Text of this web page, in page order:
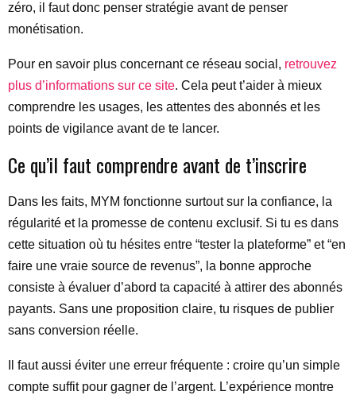
zéro, il faut donc penser stratégie avant de penser
monétisation.
Pour en savoir plus concernant ce réseau social, retrouvez
plus d’informations sur ce site. Cela peut t’aider à mieux
comprendre les usages, les attentes des abonnés et les
points de vigilance avant de te lancer.
Ce qu’il faut comprendre avant de t’inscrire
Dans les faits, MYM fonctionne surtout sur la confiance, la
régularité et la promesse de contenu exclusif. Si tu es dans
cette situation où tu hésites entre “tester la plateforme” et “en
faire une vraie source de revenus”, la bonne approche
consiste à évaluer d’abord ta capacité à attirer des abonnés
payants. Sans une proposition claire, tu risques de publier
sans conversion réelle.
Il faut aussi éviter une erreur fréquente : croire qu’un simple
compte suffit pour gagner de l’argent. L’expérience montre